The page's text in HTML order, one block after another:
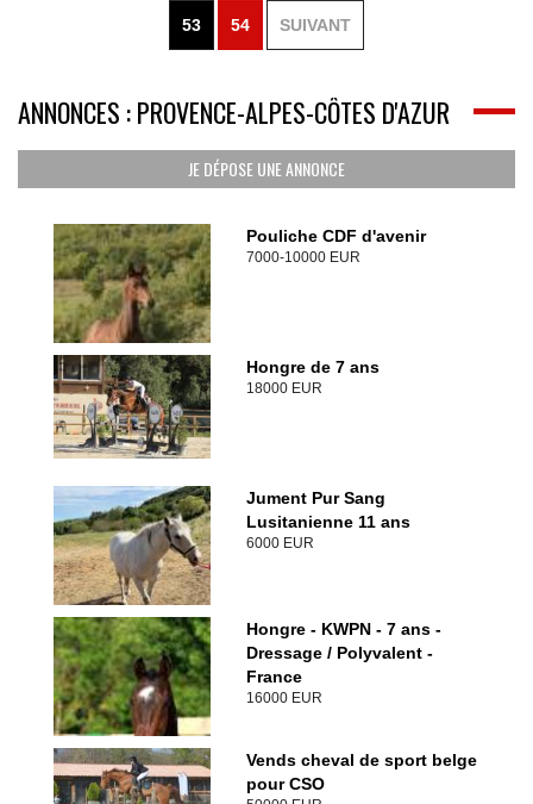
53 54 SUIVANT
ANNONCES : PROVENCE-ALPES-CÔTES D'AZUR
JE DÉPOSE UNE ANNONCE
Pouliche CDF d'avenir
7000-10000 EUR
Hongre de 7 ans
18000 EUR
Jument Pur Sang
Lusitanienne 11 ans
6000 EUR
Hongre - KWPN - 7 ans -
Dressage / Polyvalent -
France
16000 EUR
Vends cheval de sport belge
pour CSO